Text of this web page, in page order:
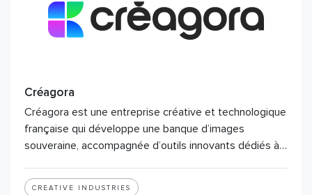
Créagora
Créagora est une entreprise créative et technologique
française qui développe une banque d’images
souveraine, accompagnée d’outils innovants dédiés à…
CREATIVE INDUSTRIES